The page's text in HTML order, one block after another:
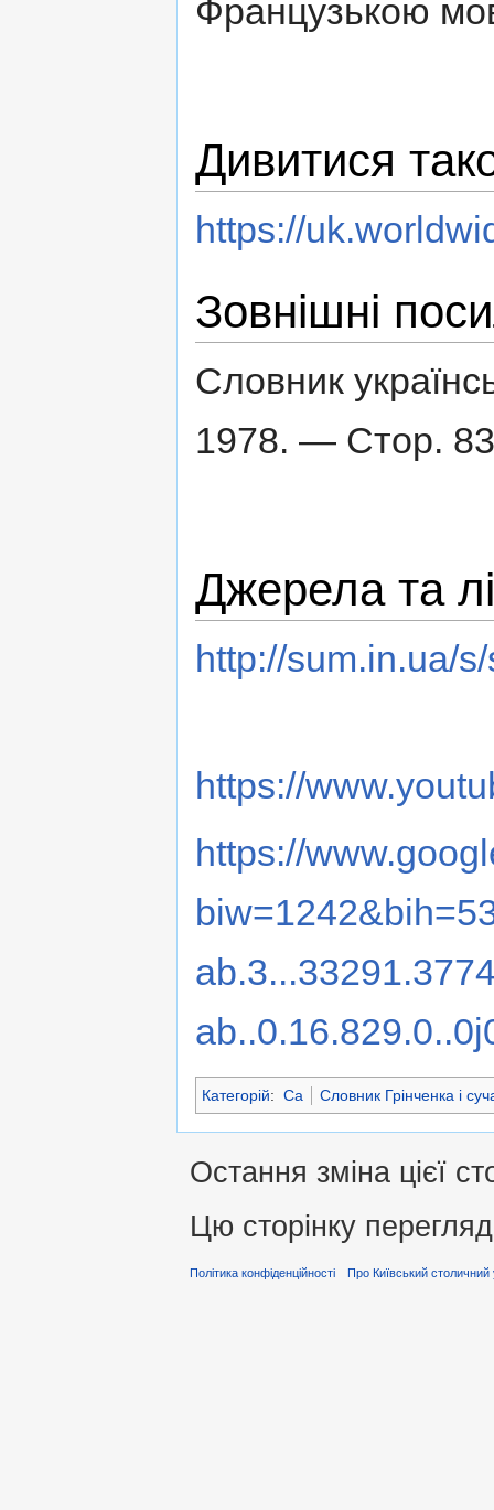
Французькою
Дивитися
https://
Зовнішні
Словник
1978. — Стор.
Джерела та
http://sum.in.ua/
https://
https://
Категорій: Са Словник Грінченка і
Остання зміна цієї
Цю сторінку
Політика конфіденційності Про Київський столичний